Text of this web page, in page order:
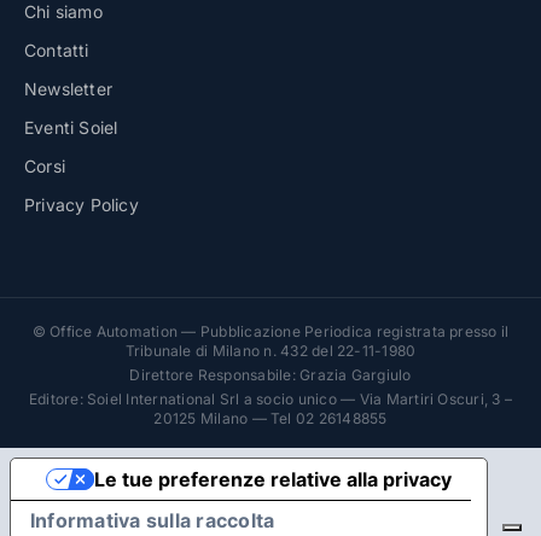
Chi siamo
Contatti
Newsletter
Eventi Soiel
Corsi
Privacy Policy
© Office Automation — Pubblicazione Periodica registrata presso il
Tribunale di Milano n. 432 del 22-11-1980
Direttore Responsabile: Grazia Gargiulo
Editore: Soiel International Srl a socio unico — Via Martiri Oscuri, 3 –
20125 Milano — Tel 02 26148855
Informativa sulla raccolta
Le tue preferenze relative alla privacy